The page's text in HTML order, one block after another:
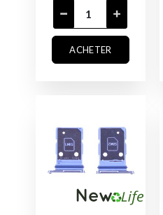
ACHETER